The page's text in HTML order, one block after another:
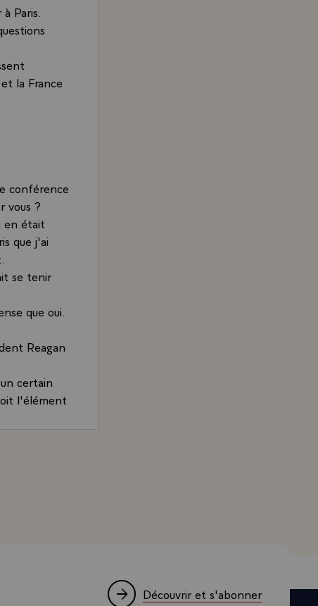
Paris.
la France
conférence
vous ?
en était
que j'ai
se tenir
que oui.
Reagan
certain
l'élément
cité
de
publique
Si rien
Mitterrand, Président de la République, à l'issue
Découvrir et s'abonner